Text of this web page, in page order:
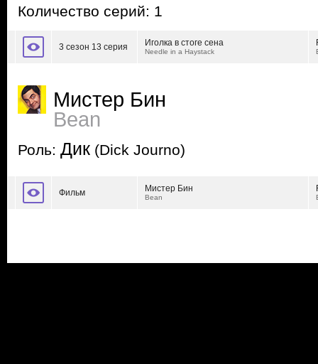
Количество серий: 1
3 сезон 13 серия Иголка в стоге сена
Needle in a Haystack
Мистер Бин
Bean
Роль: Дик (Dick Journo)
Фильм Мистер Бин
Bean